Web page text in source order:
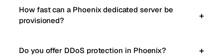
How fast can a Phoenix dedicated server be
provisioned?
Do you offer DDoS protection in Phoenix?